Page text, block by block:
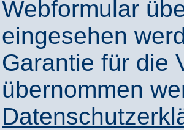
Webformular
eingesehen
Garantie für die
übernommen